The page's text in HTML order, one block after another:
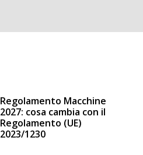
Regolamento Macchine
2027: cosa cambia con il
Regolamento (UE)
2023/1230